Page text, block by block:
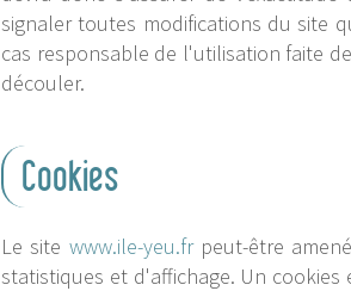
signaler toutes modifications du site
cas responsable de l'utilisation faite
découler.
Cookies
Le site www.ile-yeu.frpeut-être
statistiques et d'affichage. Un